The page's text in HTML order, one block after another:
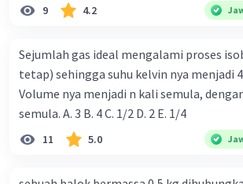
9 4.2
Sejumlah gas ideal mengalami proses
tetap) sehingga suhu kelvin nya menjadi
Volume nya menjadi n kali semula,
semula. A. 3 B. 4 C. 1/2 D. 2 E. 1/4
11 5.0